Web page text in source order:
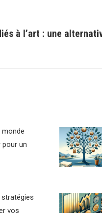
à l’art : une
pour un
vos